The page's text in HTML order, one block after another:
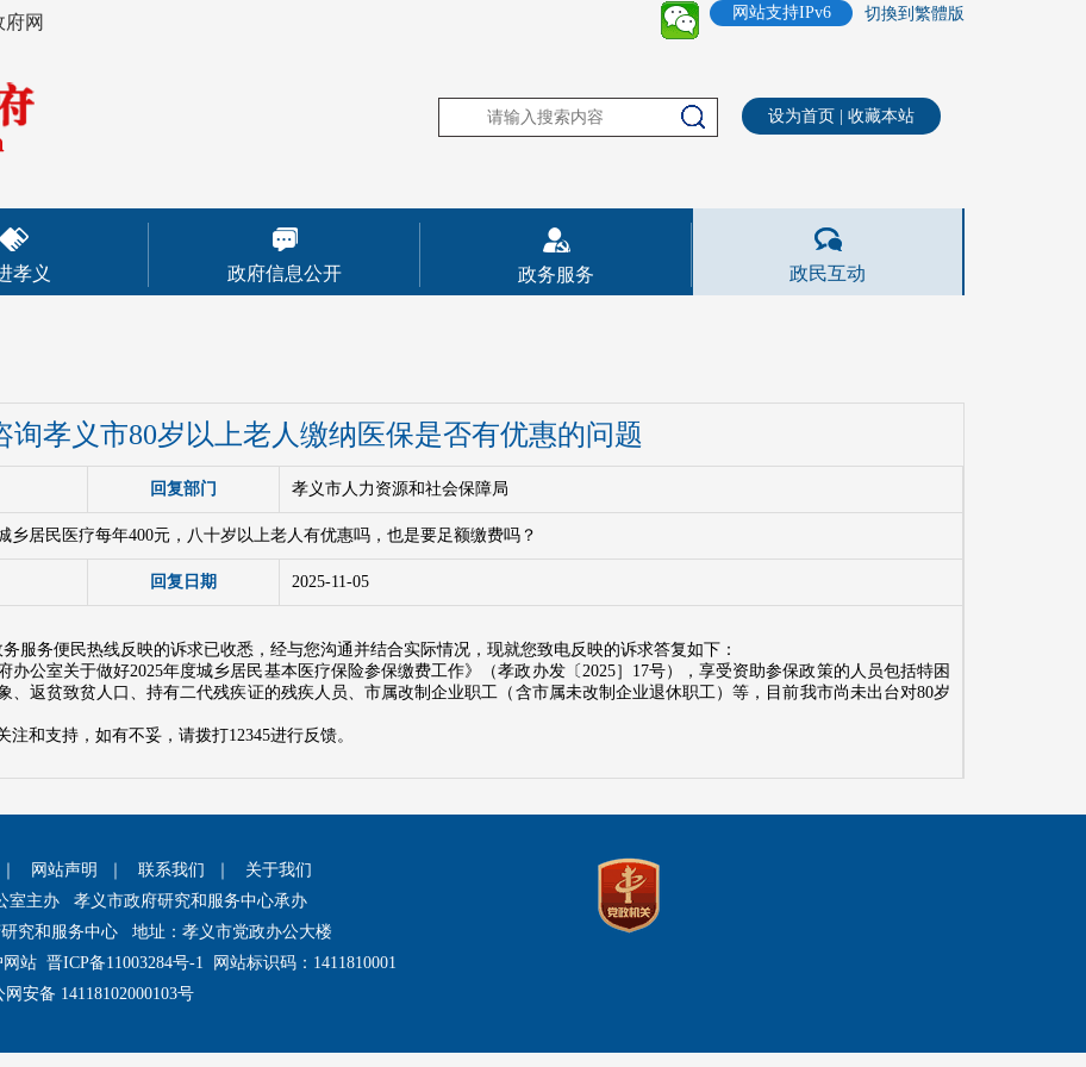
府网 切換到繁體版
网站支持IPv6
设为首页 收藏本站
孝义 政府信息公开 政务服务 政民互动
询孝义市80岁以上老人缴纳医保是否有优惠的问题
回复部门 孝义市人力资源和社会保障局
乡居民医疗每年400元，八十岁以上老人有优惠吗，也是要足额缴费吗？
回复日期 2025-11-05
服务便民热线反映的诉求已收悉，经与您沟通并结合实际情况，现就您致电反映的诉求答复如下：
办公室关于做好2025年度城乡居民基本医疗保险参保缴费工作》（孝政办发〔2025］17号），享受资助参保政策的人员包括特困
、返贫致贫人口、持有二代残疾证的残疾人员、市属改制企业职工（含市属未改制企业退休职工）等，目前我市尚未出台对80岁
注和支持，如有不妥，请拨打12345进行反馈。
网站声明 联系我们
关于我们
室主办 孝义市政府研究和服务中心承办
究和服务中心 地址：孝义市党政办公大楼
网站 晋ICP备11003284号-1 网站标识码：1411810001
网安备 14118102000103号